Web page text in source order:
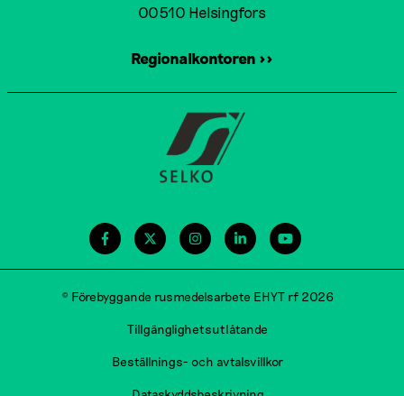
00510 Helsingfors
Regionalkontoren >>
© Förebyggande rusmedelsarbete EHYT rf 2026
Tillgänglighetsutlåtande
Beställnings- och avtalsvillkor